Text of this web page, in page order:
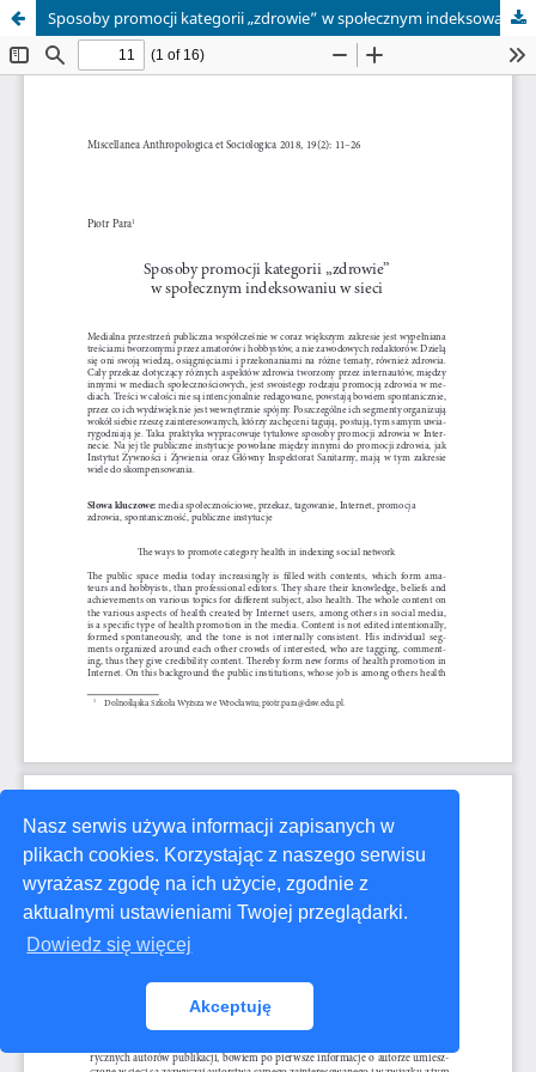
Nasz serwis używa informacji zapisanych w
plikach cookies. Korzystając z naszego serwisu
wyrażasz zgodę na ich użycie, zgodnie z
aktualnymi ustawieniami Twojej przeglądarki.
Dowiedz się więcej
Akceptuję
Sposoby promocji kategorii „zdrowie” w społecznym indeksowaniu w sieci